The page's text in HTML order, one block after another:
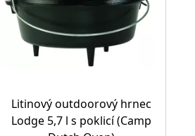
Litinový outdoorový hrnec
Lodge 5,7 l s poklicí (Camp